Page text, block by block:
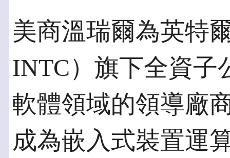
美商溫瑞爾為英特
INTC）旗下全資子
軟體領域的領導廠
成為嵌入式裝置運